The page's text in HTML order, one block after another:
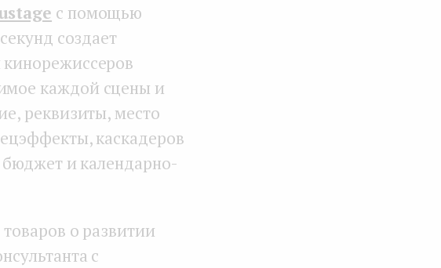
с помощью
создает
каждой сцены и
реквизиты, место
каскадеров
бюджет и календарно-
о развитии
с